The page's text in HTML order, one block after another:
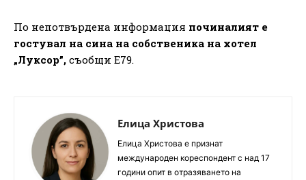
По непотвърдена информация починалият е
гостувал на сина на собственика на хотел
„Луксор”, съобщи Е79.
Елица Христова
Елица Христова е признат
международен кореспондент с над 17
години опит в отразяването на